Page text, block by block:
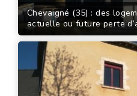
Chevaigné (35) : des
actuelle ou future perte